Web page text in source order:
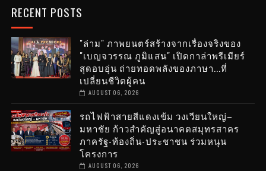
RECENT POSTS
"ล่าม" ภาพยนตร์สร้างจากเรื่องจริงของ
"เบญจวรรณ ภูมิแสน" เปิดกาล่าพรีเมียร์
สุดอบอุ่น ถ่ายทอดพลังของภาษา...ที่
เปลี่ยนชีวิตผู้คน
AUGUST 06, 2026
รถไฟฟ้าสายสีแดงเข้ม วงเวียนใหญ่–
มหาชัย ก้าวสำคัญสู่อนาคตสมุทรสาคร
ภาครัฐ-ท้องถิ่น-ประชาชน ร่วมหนุน
โครงการ
AUGUST 06, 2026